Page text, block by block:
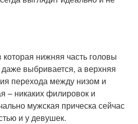
нижняя часть головы
даже выбривается, а верхняя
перехода между низом и
– никаких филировок и
мужская прическа сейчас
и у девушек.